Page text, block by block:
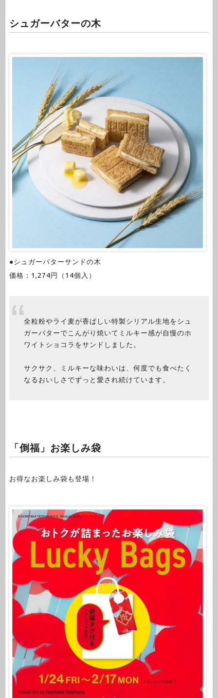
シュガーバターの木
●シュガーバターサンドの木
価格：1,274円（14個入）
全粒粉やライ麦が香ばしい特製シリアル生地をシュ
ガーバターでこんがり焼いてミルキー感が自慢のホ
ワイトショコラをサンドしました。
サクサク、ミルキーな味わいは、何度でも食べたく
なるおいしさでずっと愛され続けています。
「倒福」お楽しみ袋
お得なお楽しみ袋も登場！